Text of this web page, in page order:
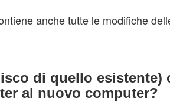
anche tutte le modifiche
di quello esistente)
al nuovo computer?